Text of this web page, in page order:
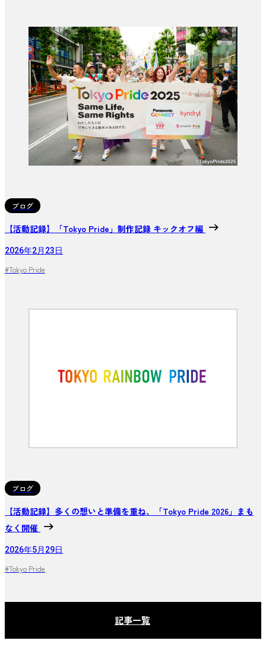
記事一覧
ブログ
【活動記録】「Tokyo Pride」制作記録 キックオフ編
2026年2月23日
#Tokyo Pride
ブログ
【活動記録】多くの想いと準備を重ね、「Tokyo Pride 2026」まも
なく開催
2026年5月29日
#Tokyo Pride